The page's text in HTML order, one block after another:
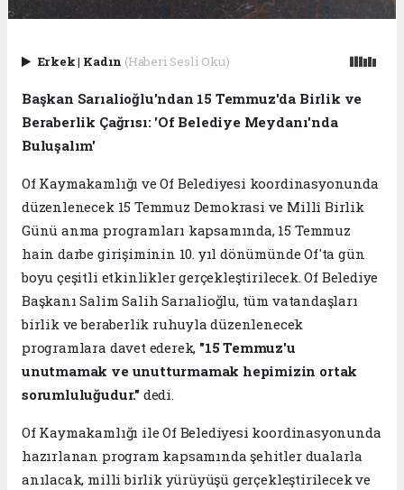
Erkek| Kadın (Haberi Sesli Oku)
Başkan Sarıalioğlu'ndan 15 Temmuz'da Birlik ve
Beraberlik Çağrısı: 'Of Belediye Meydanı'nda
Buluşalım'
Of Kaymakamlığı ve Of Belediyesi koordinasyonunda
düzenlenecek 15 Temmuz Demokrasi ve Millî Birlik
Günü anma programları kapsamında, 15 Temmuz
hain darbe girişiminin 10. yıl dönümünde Of'ta gün
boyu çeşitli etkinlikler gerçekleştirilecek. Of Belediye
Başkanı Salim Salih Sarıalioğlu, tüm vatandaşları
birlik ve beraberlik ruhuyla düzenlenecek
programlara davet ederek, "15 Temmuz'u
unutmamak ve unutturmamak hepimizin ortak
sorumluluğudur." dedi.
Of Kaymakamlığı ile Of Belediyesi koordinasyonunda
hazırlanan program kapsamında şehitler dualarla
anılacak, milli birlik yürüyüşü gerçekleştirilecek ve